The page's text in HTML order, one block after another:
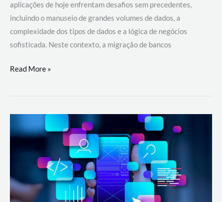
aplicações de hoje enfrentam desafios sem precedentes,
incluindo o manuseio de grandes volumes de dados, a
complexidade dos tipos de dados e a lógica de negócios
sofisticada. Neste contexto, a migração de bancos
Por
migrar
de
a
AWS?
Read More »